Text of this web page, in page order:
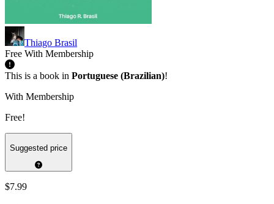
Thiago Brasil
Free With Membership
This is a book in Portuguese (Brazilian)!
With Membership
Free!
Suggested price
$7.99